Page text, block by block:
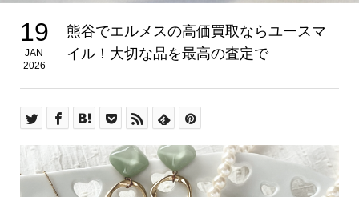
19
JAN
2026
熊谷でエルメスの高価買取ならユースマ
イル！大切な品を最高の査定で